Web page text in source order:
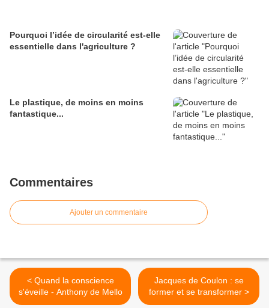
Pourquoi l’idée de circularité est-elle
essentielle dans l'agriculture ?
Le plastique, de moins en moins
fantastique...
Commentaires
Ajouter un commentaire
< Quand la conscience
s'éveille - Anthony de Mello
Jacques de Coulon : se
former et se transformer >